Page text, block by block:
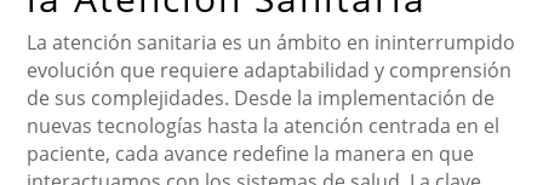
La atención sanitaria es un ámbito en ininterrumpido
evolución que requiere adaptabilidad y comprensión
de sus complejidades. Desde la implementación de
nuevas tecnologías hasta la atención centrada en el
paciente, cada avance redefine la manera en que